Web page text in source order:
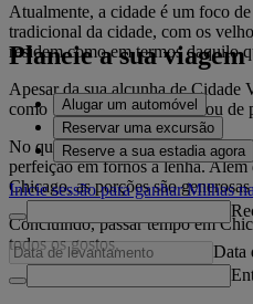
Atualmente, a cidade é um foco
tradicional da cidade, com os
residem como em termos daquilo
Apesar da sua alcunha de
como "cheios de ar quente" ou de
No que diz respeito à gastronomia
perfeição em fornos a lenha. Além
Chicago, as porções são
Concluindo, passar tempo em
todos os gostos.
Planeie a sua viagem
Alugar um automóvel
Reservar uma excursão
Reserve a sua estadia agora
Inicie sessão para ganhar Milhas
Data